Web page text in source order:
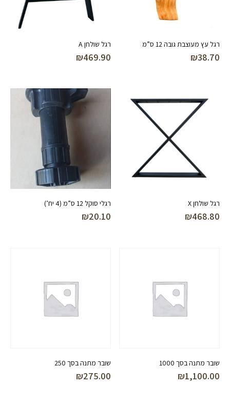
רגל עץ מעוצבת גובה 12 ס”מ
₪38.70
רגל שולחן A
₪469.90
רגל שולחן X
₪468.80
רגלי סוקל 12 ס”מ (4 יח’)
₪20.10
שובר מתנה בסך 1000
₪1,100.00
שובר מתנה בסך 250
₪275.00